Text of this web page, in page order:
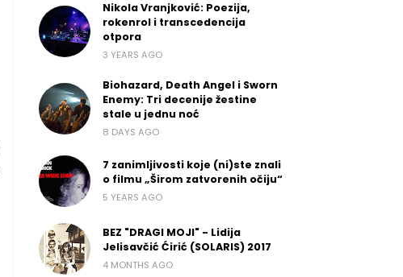
Nikola Vranjković: Poezija,
rokenrol i transcedencija
otpora
3 YEARS AGO
Biohazard, Death Angel i Sworn
Enemy: Tri decenije žestine
stale u jednu noć
8 DAYS AGO
7 zanimljivosti koje (ni)ste znali
o filmu „Širom zatvorenih očiju“
5 YEARS AGO
BEZ "DRAGI MOJI" - Lidija
Jelisavčić Ćirić (SOLARIS) 2017
4 MONTHS AGO